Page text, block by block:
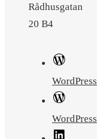
Rådhusgatan
20 B4
WordPress
WordPress